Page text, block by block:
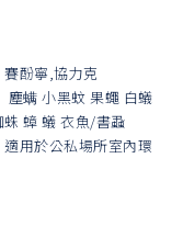
賽酚寧,協力克
塵螨 小黑蚊 果蠅 白蟻
蛛 蟑 蟻 衣魚/書蝨
適用於公私場所室內環